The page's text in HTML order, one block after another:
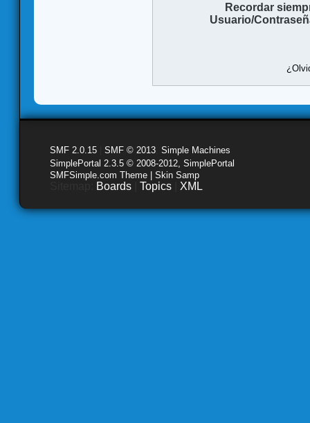
Recordar
Usuario/
SMF 2.0.15 SMF © 2013 Simple Machines
SimplePortal 2.3.5 © 2008-2012, SimplePortal
SMFSimple.com Theme | Skin Samp
Boards Topics XML